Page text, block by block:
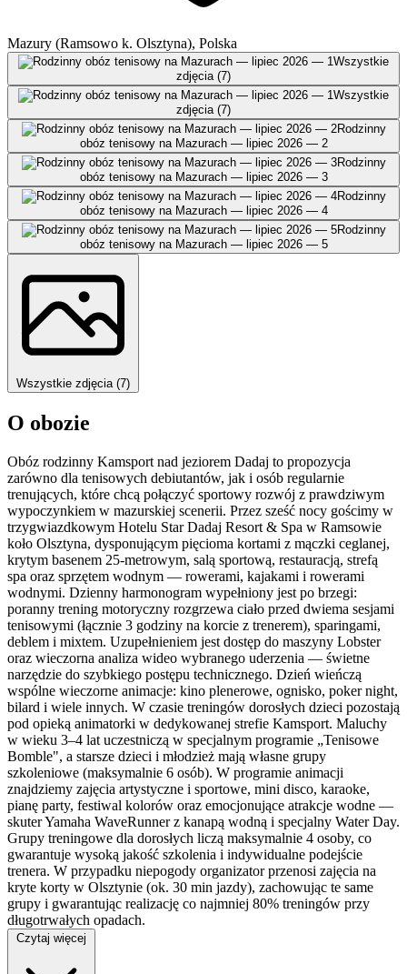
Mazury (Ramsowo k. Olsztyna), Polska
Wszystkie
zdjęcia (7)
Wszystkie
zdjęcia (7)
Rodzinny
obóz tenisowy na Mazurach — lipiec 2026 — 2
Rodzinny
obóz tenisowy na Mazurach — lipiec 2026 — 3
Rodzinny
obóz tenisowy na Mazurach — lipiec 2026 — 4
Rodzinny
obóz tenisowy na Mazurach — lipiec 2026 — 5
Wszystkie zdjęcia (7)
O obozie
Obóz rodzinny Kamsport nad jeziorem Dadaj to propozycja
zarówno dla tenisowych debiutantów, jak i osób regularnie
trenujących, które chcą połączyć sportowy rozwój z prawdziwym
wypoczynkiem w mazurskiej scenerii. Przez sześć nocy gościmy w
trzygwiazdkowym Hotelu Star Dadaj Resort & Spa w Ramsowie
koło Olsztyna, dysponującym pięcioma kortami z mączki ceglanej,
krytym basenem 25-metrowym, salą sportową, restauracją, strefą
spa oraz sprzętem wodnym — rowerami, kajakami i rowerami
wodnymi. Dzienny harmonogram wypełniony jest po brzegi:
poranny trening motoryczny rozgrzewa ciało przed dwiema sesjami
tenisowymi (łącznie 3 godziny na korcie z trenerem), sparingami,
deblem i mixtem. Uzupełnieniem jest dostęp do maszyny Lobster
oraz wieczorna analiza wideo wybranego uderzenia — świetne
narzędzie do szybkiego postępu technicznego. Dzień wieńczą
wspólne wieczorne animacje: kino plenerowe, ognisko, poker night,
bilard i wiele innych. W czasie treningów dorosłych dzieci pozostają
pod opieką animatorki w dedykowanej strefie Kamsport. Maluchy
w wieku 3–4 lat uczestniczą w specjalnym programie „Tenisowe
Bomble", a starsze dzieci i młodzież mają własne grupy
szkoleniowe (maksymalnie 6 osób). W programie animacji
znajdziemy zajęcia artystyczne i sportowe, mini disco, karaoke,
pianę party, festiwal kolorów oraz emocjonujące atrakcje wodne —
skuter Yamaha WaveRunner z kanapą wodną i specjalny Water Day.
Grupy treningowe dla dorosłych liczą maksymalnie 4 osoby, co
gwarantuje wysoką jakość szkolenia i indywidualne podejście
trenera. W przypadku niepogody organizator przenosi zajęcia na
kryte korty w Olsztynie (ok. 30 min jazdy), zachowując te same
grupy i gwarantując realizację co najmniej 80% treningów przy
długotrwałych opadach.